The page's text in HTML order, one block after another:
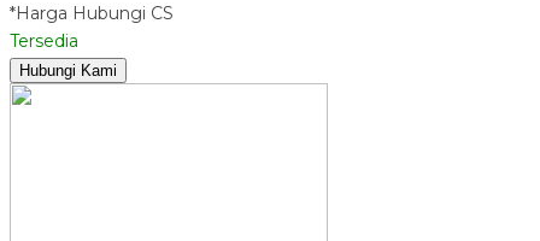
*Harga Hubungi CS
Tersedia
Hubungi Kami